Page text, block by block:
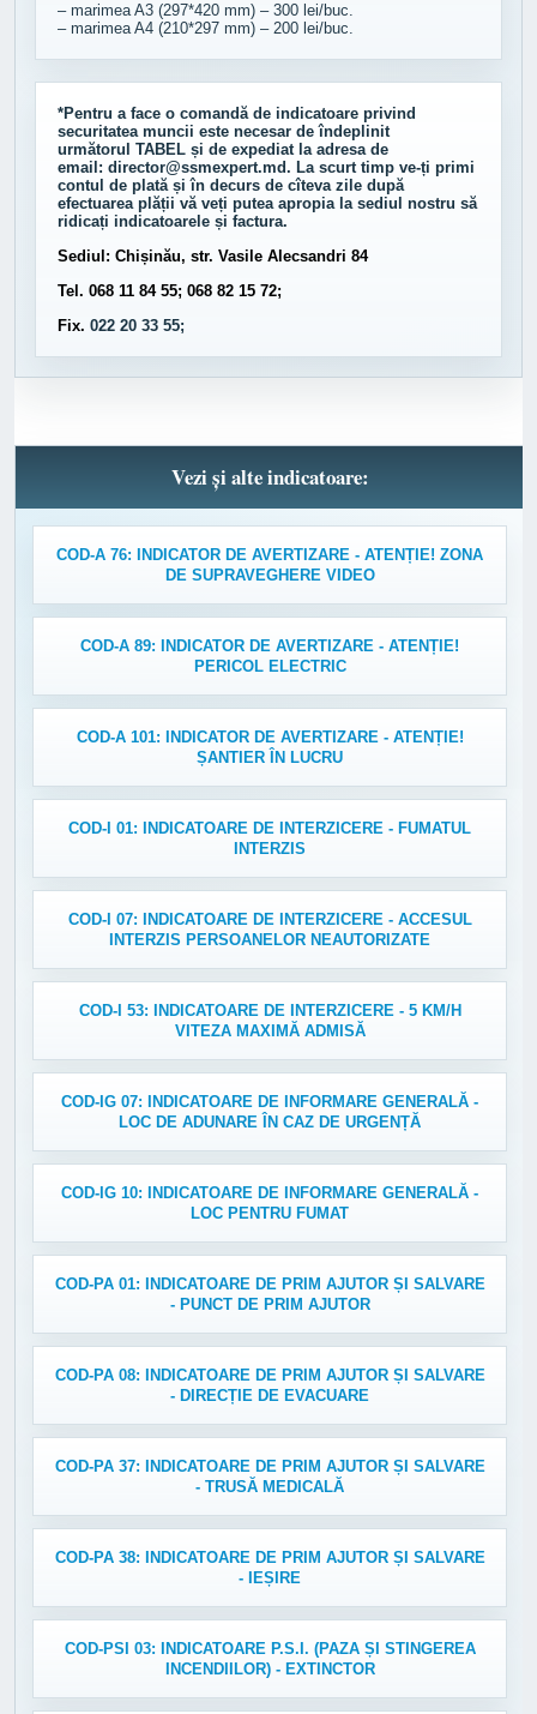
– marimea A3 (297*420 mm) – 300 lei/buc.
– marimea A4 (210*297 mm) – 200 lei/buc.
*Pentru a face o comandă de indicatoare privind
securitatea muncii este necesar de îndeplinit
următorul TABEL și de expediat la adresa de
email: director@ssmexpert.md. La scurt timp ve-ți primi
contul de plată și în decurs de cîteva zile după
efectuarea plății vă veți putea apropia la sediul nostru să
ridicați indicatoarele și factura.
Sediul: Chișinău, str. Vasile Alecsandri 84
Tel. 068 11 84 55; 068 82 15 72;
Fix. 022 20 33 55;
Vezi și alte indicatoare:
COD-A 76: INDICATOR DE AVERTIZARE - ATENȚIE! ZONA
DE SUPRAVEGHERE VIDEO
COD-A 89: INDICATOR DE AVERTIZARE - ATENȚIE!
PERICOL ELECTRIC
COD-A 101: INDICATOR DE AVERTIZARE - ATENȚIE!
ȘANTIER ÎN LUCRU
COD-I 01: INDICATOARE DE INTERZICERE - FUMATUL
INTERZIS
COD-I 07: INDICATOARE DE INTERZICERE - ACCESUL
INTERZIS PERSOANELOR NEAUTORIZATE
COD-I 53: INDICATOARE DE INTERZICERE - 5 KM/H
VITEZA MAXIMĂ ADMISĂ
COD-IG 07: INDICATOARE DE INFORMARE GENERALĂ -
LOC DE ADUNARE ÎN CAZ DE URGENȚĂ
COD-IG 10: INDICATOARE DE INFORMARE GENERALĂ -
LOC PENTRU FUMAT
COD-PA 01: INDICATOARE DE PRIM AJUTOR ȘI SALVARE
- PUNCT DE PRIM AJUTOR
COD-PA 08: INDICATOARE DE PRIM AJUTOR ȘI SALVARE
- DIRECȚIE DE EVACUARE
COD-PA 37: INDICATOARE DE PRIM AJUTOR ȘI SALVARE
- TRUSĂ MEDICALĂ
COD-PA 38: INDICATOARE DE PRIM AJUTOR ȘI SALVARE
- IEȘIRE
COD-PSI 03: INDICATOARE P.S.I. (PAZA ȘI STINGEREA
INCENDIILOR) - EXTINCTOR